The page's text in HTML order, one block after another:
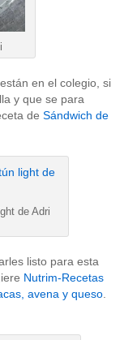
en el colegio, si
y que se para
de Sándwich de
de Adri
listo para esta
Nutrim-Recetas
avena y queso.